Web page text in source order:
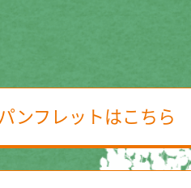
パンフレットはこちら